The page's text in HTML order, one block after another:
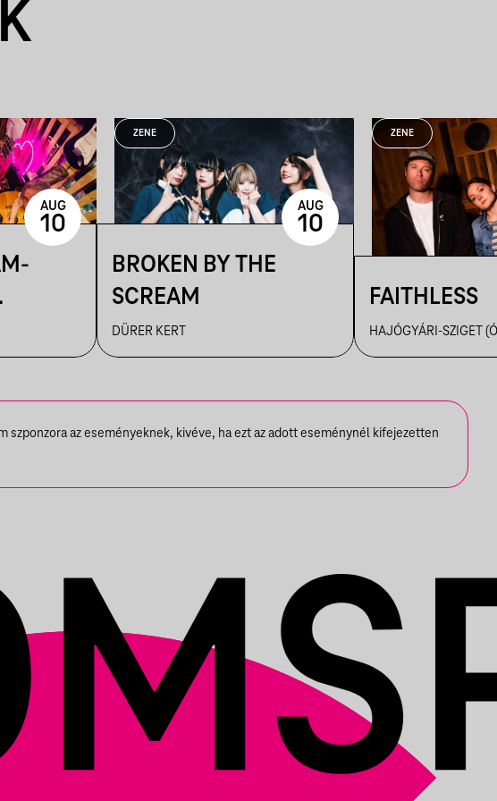
AUG
10
ZENE
BROKEN BY THE
SCREAM
DÜRER KERT
AUG
10
ZENE
FAITHLESS
HAJÓGYÁRI-SZIGET
az eseményeknek, kivéve, ha ezt az adott eseménynél kifejezetten